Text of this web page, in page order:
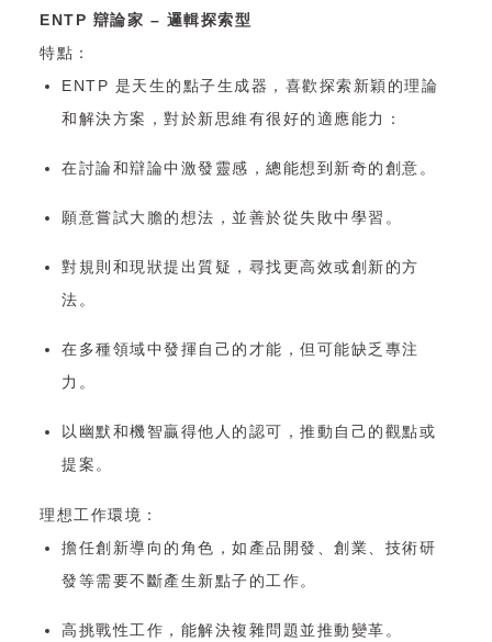
ENTP 辯論家 – 邏輯探索型
特點：
ENTP 是天生的點子生成器，喜歡探索新穎的理論
和解決方案，對於新思維有很好的適應能力：
在討論和辯論中激發靈感，總能想到新奇的創意。
願意嘗試大膽的想法，並善於從失敗中學習。
對規則和現狀提出質疑，尋找更高效或創新的方
法。
在多種領域中發揮自己的才能，但可能缺乏專注
力。
以幽默和機智贏得他人的認可，推動自己的觀點或
提案。
理想工作環境：
擔任創新導向的角色，如產品開發、創業、技術研
發等需要不斷產生新點子的工作。
高挑戰性工作，能解決複雜問題並推動變革。